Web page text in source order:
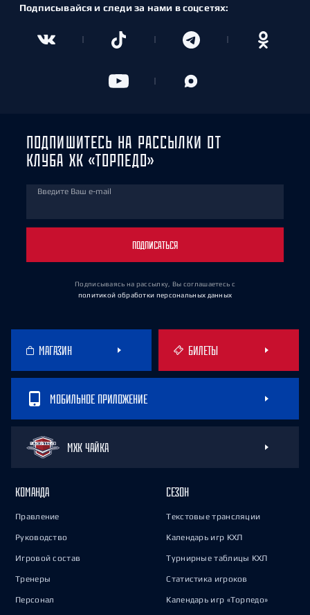
Подписывайся и следи за нами в соцсетях:
ПОДПИШИТЕСЬ НА РАССЫЛКИ ОТ
КЛУБА ХК «ТОРПЕДО»
Введите Ваш e-mail
ПОДПИСАТЬСЯ
Подписываясь на рассылку, Вы соглашаетесь с
политикой обработки персональных данных
МАГАЗИН БИЛЕТЫ
МОБИЛЬНОЕ ПРИЛОЖЕНИЕ
МХК ЧАЙКА
КОМАНДА
Правление
Руководство
Игровой состав
Тренеры
Персонал
СЕЗОН
Текстовые трансляции
Календарь игр КХЛ
Турнирные таблицы КХЛ
Статистика игроков
Календарь игр «Торпедо»